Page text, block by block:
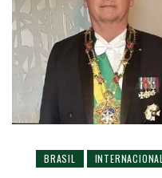
BRASIL INTERNACIONAL